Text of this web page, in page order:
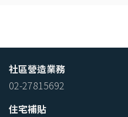
社區營造業務
02-27815692
住宅補貼